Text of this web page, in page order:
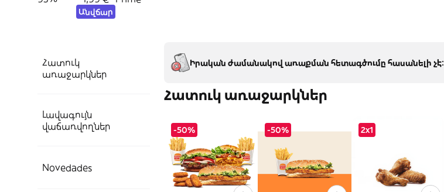
Անվճար
Հատուկ
առաջարկներ
Լավագույն
վաճառվողներ
Novedades
Իրական ժամանակով առաքման հետագծումը հասանելի չէ:
Հատուկ առաջարկներ
-50% -50% 2x1